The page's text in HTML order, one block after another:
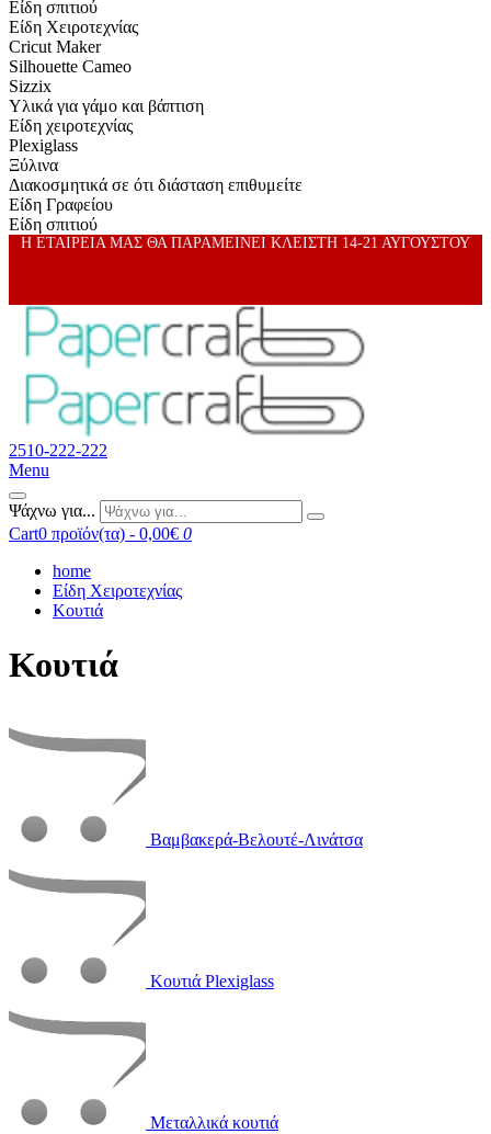
Είδη σπιτιού
Είδη Xειροτεχνίας
Cricut Maker
Silhouette Cameo
Sizzix
Υλικά για γάμο και βάπτιση
Είδη χειροτεχνίας
Plexiglass
Ξύλινα
Διακοσμητικά σε ότι διάσταση επιθυμείτε
Είδη Γραφείου
Είδη σπιτιού
Η ΕΤΑΙΡΕΙΑ ΜΑΣ ΘΑ ΠΑΡΑΜΕΙΝΕΙ ΚΛΕΙΣΤΗ 14-21 ΑΥΓΟΥΣΤΟΥ
2510-222-222
Menu
Ψάχνω για...
Cart0 προϊόν(τα) - 0,00€ 0
home
Είδη Χειροτεχνίας
Κουτιά
Κουτιά
Βαμβακερά-Βελουτέ-Λινάτσα
Κουτιά Plexiglass
Μεταλλικά κουτιά